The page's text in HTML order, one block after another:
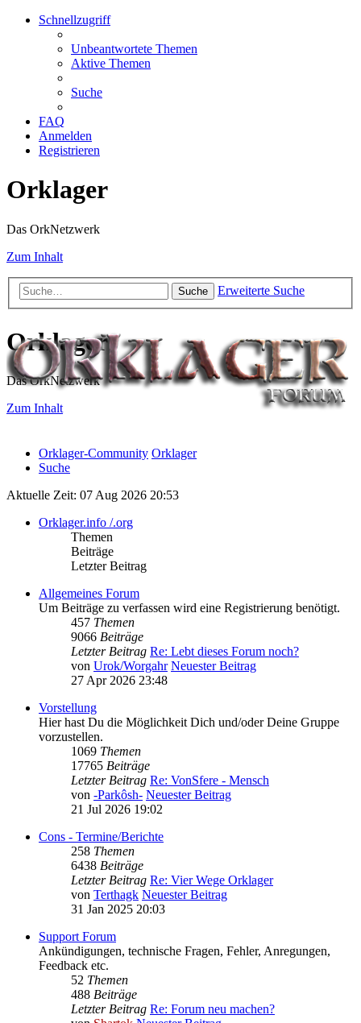
Schnellzugriff
Unbeantwortete Themen
Aktive Themen
Suche
FAQ
Anmelden
Registrieren
Orklager
Das OrkNetzwerk
Zum Inhalt
Suche Erweiterte Suche
Orklager
Das OrkNetzwerk
Zum Inhalt
Orklager-Community Orklager
Suche
Aktuelle Zeit: 07 Aug 2026 20:53
Orklager.info /.org
Themen
Beiträge
Letzter Beitrag
Allgemeines Forum
Um Beiträge zu verfassen wird eine Registrierung benötigt.
457 Themen
9066 Beiträge
Letzter Beitrag Re: Lebt dieses Forum noch?
von Urok/Worgahr Neuester Beitrag
27 Apr 2026 23:48
Vorstellung
Hier hast Du die Möglichkeit Dich und/oder Deine Gruppe
vorzustellen.
1069 Themen
17765 Beiträge
Letzter Beitrag Re: VonSfere - Mensch
von -Parkôsh- Neuester Beitrag
21 Jul 2026 19:02
Cons - Termine/Berichte
258 Themen
6438 Beiträge
Letzter Beitrag Re: Vier Wege Orklager
von Terthagk Neuester Beitrag
31 Jan 2025 20:03
Support Forum
Ankündigungen, technische Fragen, Fehler, Anregungen,
Feedback etc.
52 Themen
488 Beiträge
Letzter Beitrag Re: Forum neu machen?